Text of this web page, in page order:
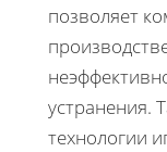
позволяет
устранения.
технологии